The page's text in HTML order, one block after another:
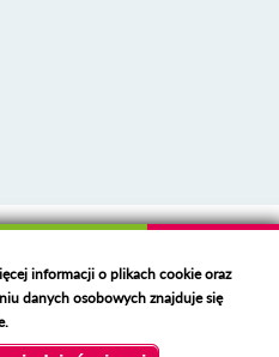
Lubelskim
informacji o plikach cookie oraz
danych osobowych znajduje się